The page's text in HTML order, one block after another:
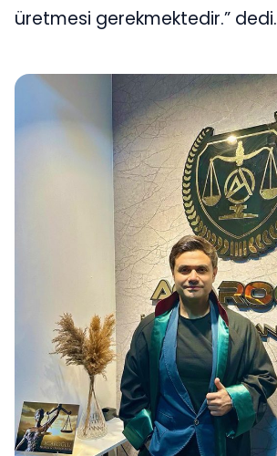
üretmesi gerekmektedir.” dedi.